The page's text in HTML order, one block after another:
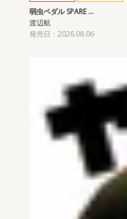
弱虫ペダル SPARE …
渡辺航
発売日：2026.08.06